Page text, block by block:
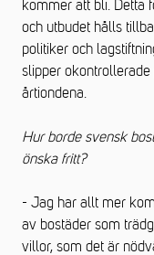
kommer att bli. Detta
och utbudet hålls
politiker och
slipper
årtiondena.
Hur borde svensk
önska fritt?
- Jag har allt mer
av bostäder som
villor, som det är